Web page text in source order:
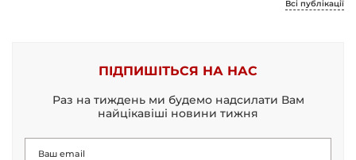
Всі публікації
ПІДПИШІТЬСЯ НА НАС
Раз на тиждень ми будемо надсилати Вам
найцікавіші новини тижня